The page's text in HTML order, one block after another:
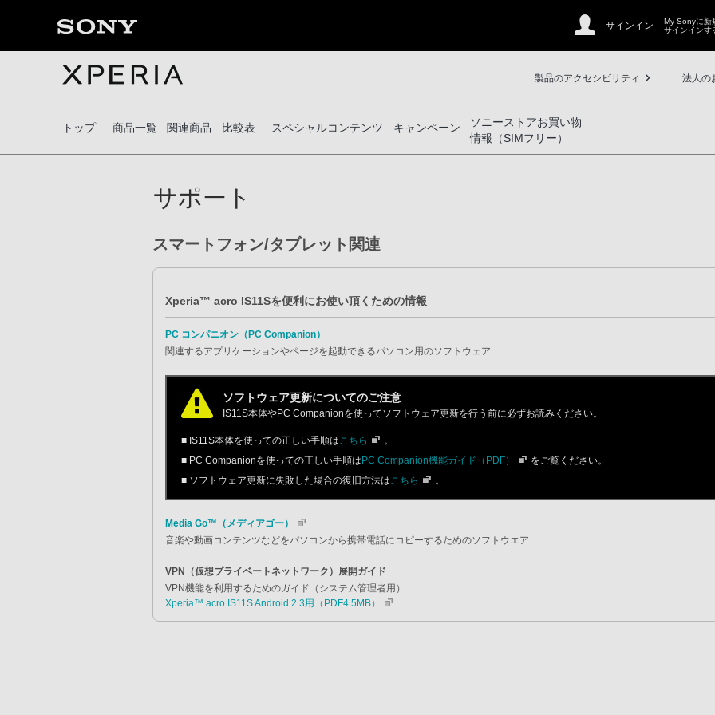
サインイン
My Sonyに新
サインインす
製品のアクセシビリティ 法人の
トップ 商品一覧 関連商品 比較表 スペシャルコンテンツ キャンペーン
ソニーストアお買い物
情報（SIMフリー）
サポート
スマートフォン/タブレット関連
Xperia™ acro IS11Sを便利にお使い頂くための情報
PC コンパニオン（PC Companion）
関連するアプリケーションやページを起動できるパソコン用のソフトウェア
ソフトウェア更新についてのご注意
IS11S本体やPC Companionを使ってソフトウェア更新を行う前に必ずお読みください。
■ IS11S本体を使っての正しい手順はこちら
。
■ PC Companionを使っての正しい手順は PC Companion機能ガイド（PDF）
をご覧ください。
■ ソフトウェア更新に失敗した場合の復旧方法はこちら 。
Media Go™（メディアゴー）
音楽や動画コンテンツなどをパソコンから携帯電話にコピーするためのソフトウエア
VPN（仮想プライベートネットワーク）展開ガイド
VPN機能を利用するためのガイド（システム管理者用）
Xperia™ acro IS11S Android 2.3用（PDF4.5MB）